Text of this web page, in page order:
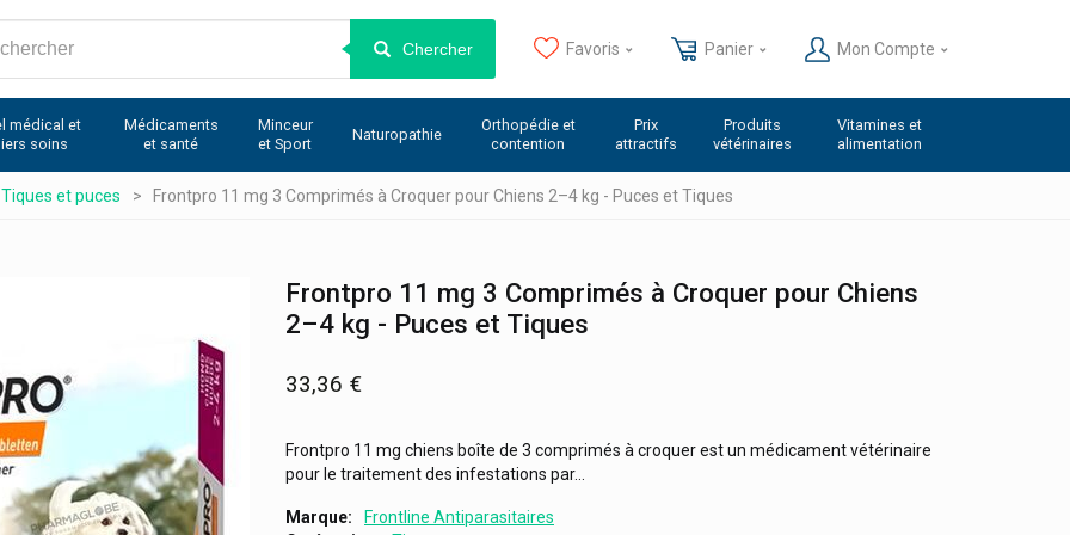
Chercher Favoris Panier Mon Compte
médical et
soins
Médicaments
et santé
Minceur
et Sport
Naturopathie
Orthopédie et
contention
Prix
attractifs
Produits
vétérinaires
Vitamines et
alimentation
Tiques et puces Frontpro 11 mg 3 Comprimés à Croquer pour Chiens 2–4 kg - Puces et Tiques
Frontpro 11 mg 3 Comprimés à Croquer pour Chiens
2–4 kg - Puces et Tiques
33,36 €
Frontpro 11 mg chiens boîte de 3 comprimés à croquer est un médicament vétérinaire
pour le traitement des infestations par...
Marque
Frontline Antiparasitaires